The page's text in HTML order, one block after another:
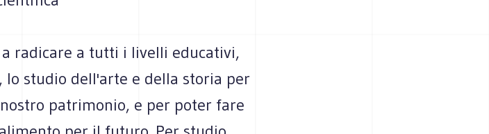
radicare a tutti i livelli educativi,
studio dell'arte e della storia per
patrimonio, e per poter fare